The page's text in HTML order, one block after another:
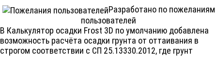
Разработано по пожеланиям
пользователей
В Калькулятор осадки Frost 3D по умолчанию добавлена
возможность расчёта осадки грунта от оттаивания в
строгом соответствии с СП 25.13330.2012, где грунт